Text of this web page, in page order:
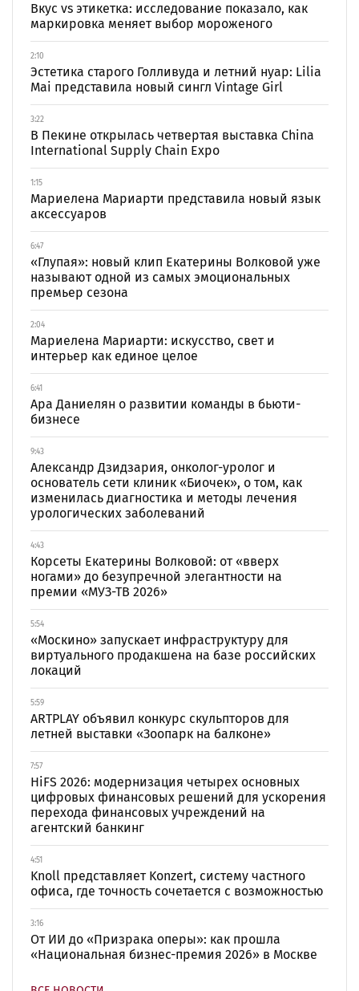
Вкус vs этикетка: исследование показало, как
маркировка меняет выбор мороженого
2:10
Эстетика старого Голливуда и летний нуар: Lilia
Mai представила новый сингл Vintage Girl
3:22
В Пекине открылась четвертая выставка China
International Supply Chain Expo
1:15
Мариелена Мариарти представила новый язык
аксессуаров
6:47
«Глупая»: новый клип Екатерины Волковой уже
называют одной из самых эмоциональных
премьер сезона
2:04
Мариелена Мариарти: искусство, свет и
интерьер как единое целое
6:41
Ара Даниелян о развитии команды в бьюти-
бизнесе
9:43
Александр Дзидзария, онколог-уролог и
основатель сети клиник «Биочек», о том, как
изменилась диагностика и методы лечения
урологических заболеваний
4:43
Корсеты Екатерины Волковой: от «вверх
ногами» до безупречной элегантности на
премии «МУЗ-ТВ 2026»
5:54
«Москино» запускает инфраструктуру для
виртуального продакшена на базе российских
локаций
5:59
ARTPLAY объявил конкурс скульпторов для
летней выставки «Зоопарк на балконе»
7:57
HiFS 2026: модернизация четырех основных
цифровых финансовых решений для ускорения
перехода финансовых учреждений на
агентский банкинг
4:51
Knoll представляет Konzert, систему частного
офиса, где точность сочетается с возможностью
3:16
От ИИ до «Призрака оперы»: как прошла
«Национальная бизнес-премия 2026» в Москве